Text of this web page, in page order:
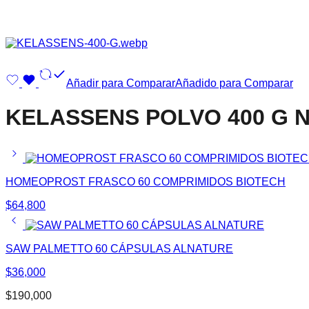
Añadir para CompararAñadido para Comparar
KELASSENS POLVO 400 G
HOMEOPROST FRASCO 60 COMPRIMIDOS BIOTECH
$64,800
SAW PALMETTO 60 CÁPSULAS ALNATURE
$36,000
$190,000